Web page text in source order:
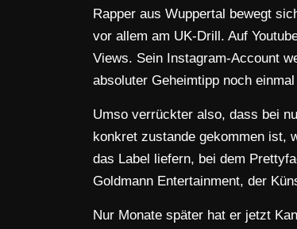
Rapper aus Wuppertal bewegt
vor allem am UK-Drill. Auf
Views. Sein Instagram-Account
absoluter Geheimtipp noch
Umso verrückter also, dass bei
konkret zustande gekommen ist,
das Label liefern, bei dem
Goldmann Entertainment, der
Nur Monate später hat er jetzt